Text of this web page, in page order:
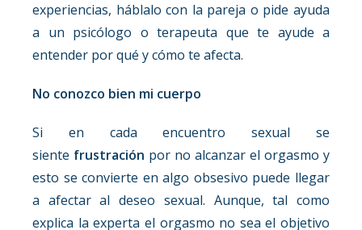
experiencias, háblalo con la pareja o pide ayuda
a un psicólogo o terapeuta que te ayude a
entender por qué y cómo te afecta.
No conozco bien mi cuerpo
Si en cada encuentro sexual se
siente frustración por no alcanzar el orgasmo y
esto se convierte en algo obsesivo puede llegar
a afectar al deseo sexual. Aunque, tal como
explica la experta el orgasmo no sea el objetivo